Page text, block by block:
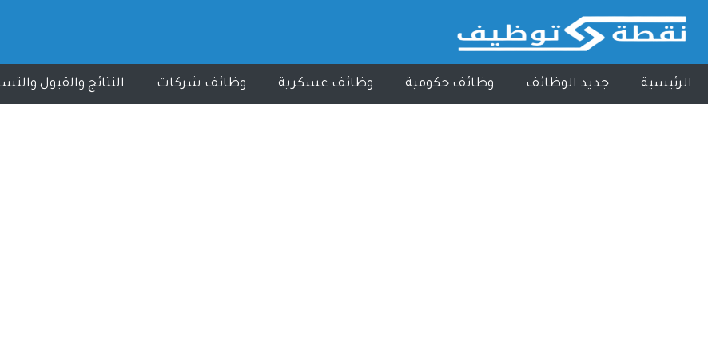
الرئيسية جديد الوظائف وظائف حكومية وظائف عسكرية وظائف شركات النتائج والقبول